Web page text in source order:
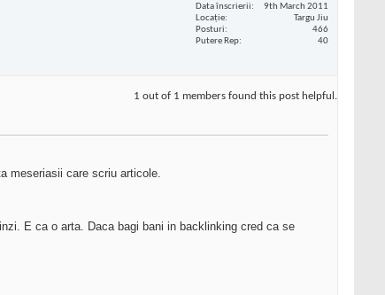
Data înscrierii
9th March 2011
Locaţie
Targu Jiu
Posturi
466
Putere Rep
40
1 out of 1 members found this post helpful.
meseriasii care scriu articole.
E ca o arta. Daca bagi bani in backlinking cred ca se